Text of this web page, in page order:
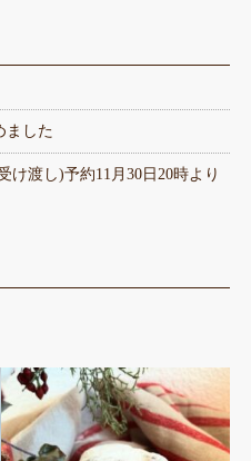
ました
け渡し)予約11月30日20時より